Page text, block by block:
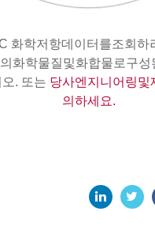
화학저항데이터를조회하
화학물질및화합물로구성
. 또는 당사엔지니어링및
의하세요.